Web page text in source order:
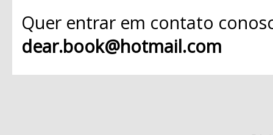
Quer entrar em contato
dear.book@hotmail.com